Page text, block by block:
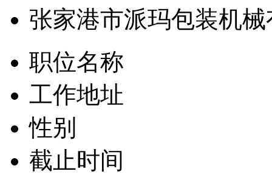
张家港市派玛包装机
职位名称
工作地址
性别
截止时间